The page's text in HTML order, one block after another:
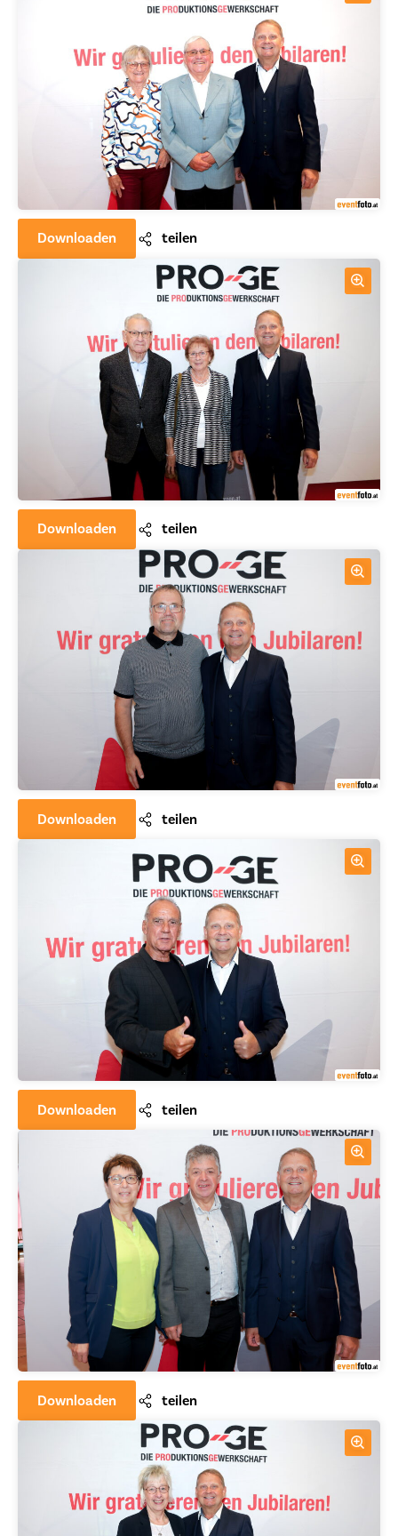
Downloaden teilen
Downloaden teilen
Downloaden teilen
Downloaden teilen
Downloaden teilen